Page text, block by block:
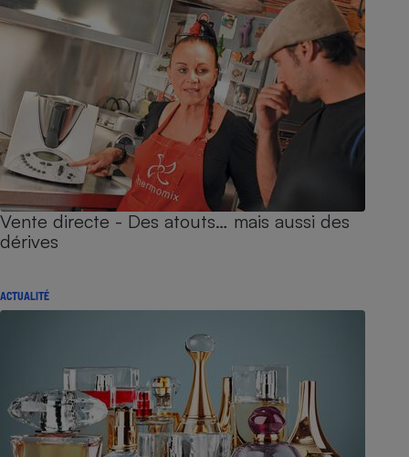
Vente directe - Des atouts… mais aussi des
dérives
ACTUALITÉ